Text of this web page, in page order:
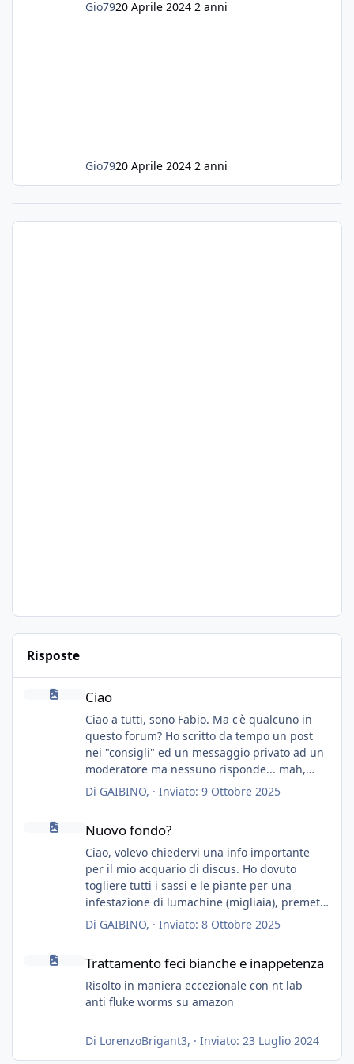
Gio7920 Aprile 2024 2 anni
Gio7920 Aprile 2024 2 anni
Risposte
Ciao
Ciao a tutti, sono Fabio. Ma c'è qualcuno in
questo forum? Ho scritto da tempo un post
nei "consigli" ed un messaggio privato ad un
moderatore ma nessuno risponde... mah,
chissà... speravo in un consiglio...
Di GAIBINO, · Inviato: 9 Ottobre 2025
Nuovo fondo?
Nuovo fondo?
Ciao, volevo chiedervi una info importante
per il mio acquario di discus. Ho dovuto
togliere tutti i sassi e le piante per una
infestazione di lumachine (migliaia), premetto
che ho 3 discus, 8 coridoras, e una ventina di
cardinali, e tre pulitori in una vasca con 200
Ho già tolto migliaia di lumachine e non
esagero.
Ora vorrei togliere tutto il fondo che ho, scuro
che fatico a togliere senza rimuovere il fondo.
Vorrei quindi togliere tutto (il fondo dopo
Di GAIBINO, · Inviato: 8 Ottobre 2025
Trattamento feci bianche e inappetenza
Trattamento feci bianche e inappetenza
Risolto in maniera eccezionale con nt lab
anti fluke worms su amazon
Di LorenzoBrigant3, · Inviato: 23 Luglio 2024